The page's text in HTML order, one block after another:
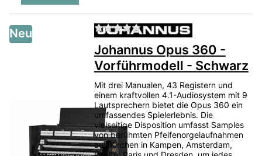
Neu Zu diesem Produkt liegen
Johannus Opus 360 -
Vorführmodell - Schwarz
Mit drei Manualen, 43 Registern und
einem kraftvollen 4.1-Audiosystem mit 9
Lautsprechern bietet die Opus 360 ein
umfassendes Spielerlebnis. Die
vielseitige Disposition umfasst Samples
von berühmten Pfeifenorgelaufnahmen
aus Kirchen in Kampen, Amsterdam,